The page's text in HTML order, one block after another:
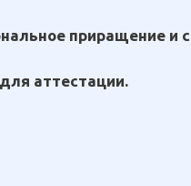
приращение и
аттестации.